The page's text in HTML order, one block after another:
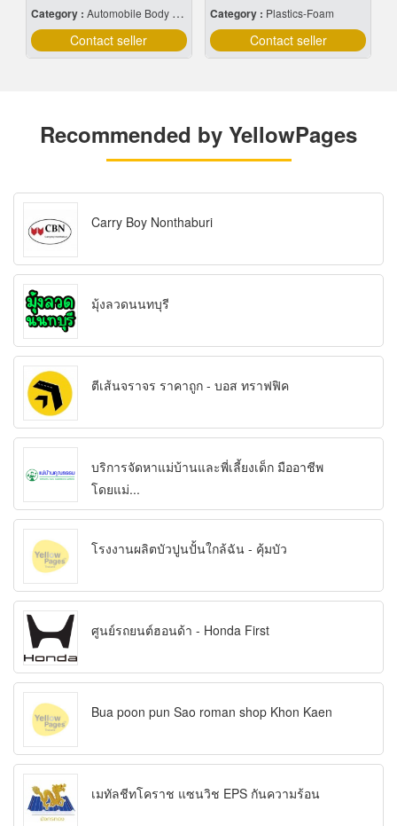
Category : Automobile Body Repairing & Painting
Contact seller
Category : Plastics-Foam
Contact seller
Recommended by YellowPages
Carry Boy Nonthaburi
มุ้งลวดนนทบุรี
ตีเส้นจราจร ราคาถูก - บอส ทราฟฟิค
บริการจัดหาแม่บ้านและพี่เลี้ยงเด็ก มืออาชีพ
โดยแม่...
โรงงานผลิตบัวปูนปั้นใกล้ฉัน - คุ้มบัว
ศูนย์รถยนต์ฮอนด้า - Honda First
Bua poon pun Sao roman shop Khon Kaen
เมทัลชีทโคราช แซนวิช EPS กันความร้อน